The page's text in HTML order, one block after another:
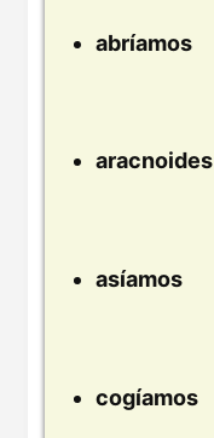
abríamos
aracnoides
asíamos
cogíamos